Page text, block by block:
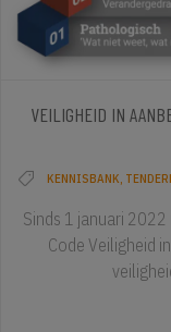
VEILIGHEID IN
KENNISBANK
Sinds 1 januari
Code Veiligheid